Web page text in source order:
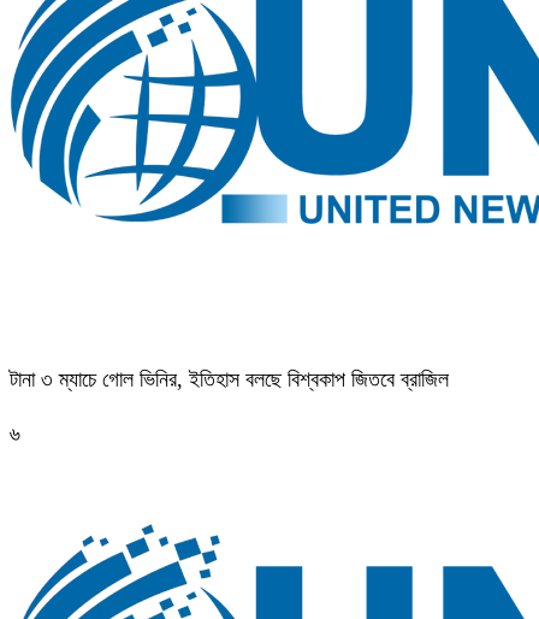
টানা ৩ ম্যাচে গোল ভিনির, ইতিহাস বলছে বিশ্বকাপ জিতবে ব্রাজিল
৬